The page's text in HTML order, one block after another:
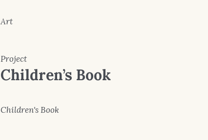
Art
Project
Children’s Book
Children's Book